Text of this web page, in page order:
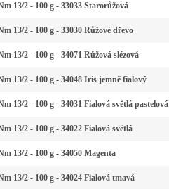
13/2 - 100 g - 33033 Starorůžová
13/2 - 100 g - 33030 Růžové dřevo
13/2 - 100 g - 34071 Růžová slézová
13/2 - 100 g - 34048 Iris jemně fialový
13/2 - 100 g - 34031 Fialová světlá pastelová
13/2 - 100 g - 34022 Fialová světlá
13/2 - 100 g - 34050 Magenta
13/2 - 100 g - 34024 Fialová tmavá